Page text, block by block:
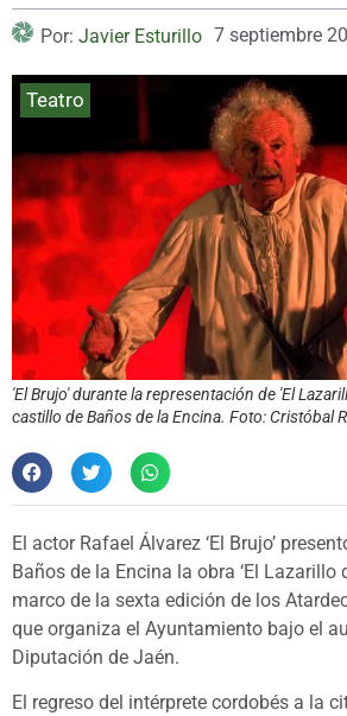
Por: Javier Esturillo 7 septiembre
Teatro
'El Brujo' durante la representación de 'El
castillo de Baños de la Encina. Foto: Cristóbal
El actor Rafael Álvarez ‘El Brujo’
Baños de la Encina la obra ‘El Lazarillo
marco de la sexta edición de los
que organiza el Ayuntamiento bajo el
Diputación de Jaén.
El regreso del intérprete cordobés a la